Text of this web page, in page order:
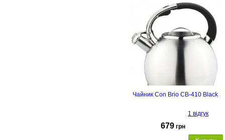
Чайник Con Brio CB-410 Black
1 відгук
679 грн